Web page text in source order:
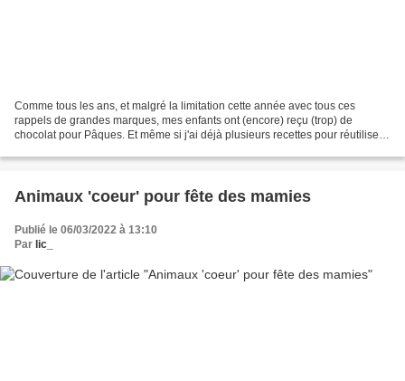
Comme tous les ans, et malgré la limitation cette année avec tous ces
rappels de grandes marques, mes enfants ont (encore) reçu (trop) de
chocolat pour Pâques. Et même si j'ai déjà plusieurs recettes pour réutiliser
Animaux 'coeur' pour fête des mamies
Publié le 06/03/2022 à 13:10
Par lic_